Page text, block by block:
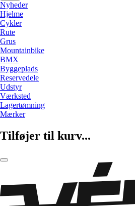
Nyheder
Hjelme
Cykler
Rute
Grus
Mountainbike
BMX
Byggeplads
Reservedele
Udstyr
Værksted
Lagertømning
Mærker
Tilføjer til kurv...